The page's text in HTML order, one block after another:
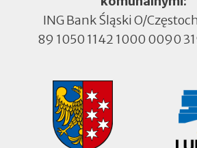
ING Bank Śląski O/
89 1050 1142 1000 0090